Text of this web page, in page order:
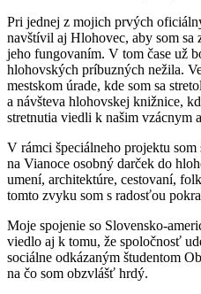
Pri jednej z mojich prvých
navštívil aj Hlohovec, aby som sa
jeho fungovaním. V tom čase už
hlohovských príbuzných nežila.
mestskom úrade, kde som sa
a návšteva hlohovskej knižnice,
stretnutia viedli k našim vzácnym
V rámci špeciálneho projektu
na Vianoce osobný darček do
umení, architektúre, cestovaní,
tomto zvyku som s radosťou
Moje spojenie so Slovensko-
viedlo aj k tomu, že spoločnosť
sociálne odkázaným študentom
na čo som obzvlášť hrdý.